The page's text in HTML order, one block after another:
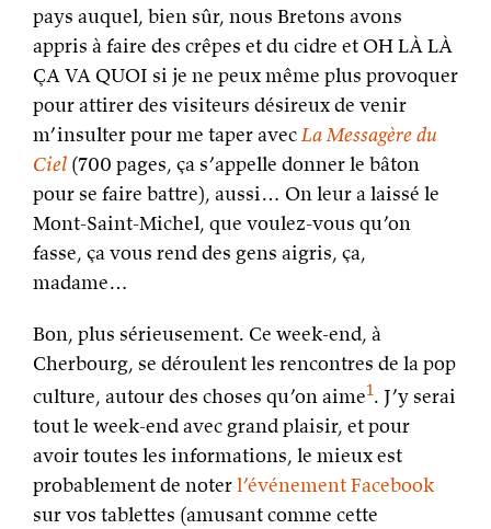
pays auquel, bien sûr, nous Bretons avons
appris à faire des crêpes et du cidre et OH LÀ LÀ
ÇA VA QUOI si je ne peux même plus provoquer
pour attirer des visiteurs désireux de venir
m’insulter pour me taper avecLa Messagère du
Ciel (700 pages, ça s’appelle donner le bâton
pour se faire battre), aussi… On leur a laissé le
Mont-Saint-Michel, que voulez-vous qu’on
fasse, ça vous rend des gens aigris, ça,
madame…
Bon, plus sérieusement. Ce week-end, à
Cherbourg, se déroulent les rencontres de la pop
culture, autour des choses qu’on aime1. J’y serai
tout le week-end avec grand plaisir, et pour
avoir toutes les informations, le mieux est
probablement de noterl’événement Facebook
sur vos tablettes (amusant comme cette